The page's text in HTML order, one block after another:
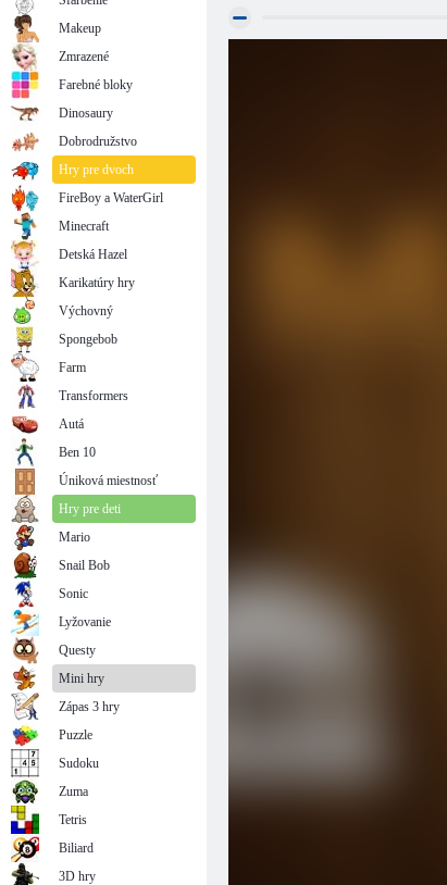
Makeup
Zmrazené
Farebné bloky
Dinosaury
Dobrodružstvo
Hry pre dvoch
FireBoy a WaterGirl
Minecraft
Detská Hazel
Karikatúry hry
Výchovný
Spongebob
Farm
Transformers
Autá
Ben 10
Úniková miestnosť
Hry pre deti
Mario
Snail Bob
Sonic
Lyžovanie
Questy
Mini hry
Zápas 3 hry
Puzzle
Sudoku
Zuma
Tetris
Biliard
3D hry